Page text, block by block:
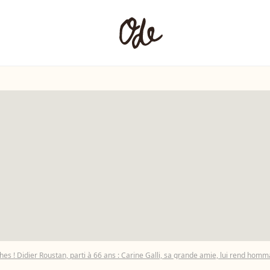
! Didier Roustan, parti à 66 ans : Carine Galli, sa grande amie, lui rend